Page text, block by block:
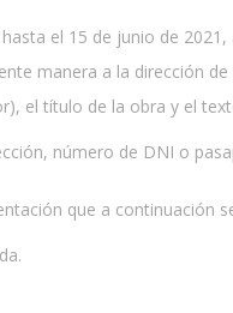
el 15 de junio de 2021,
manera a la dirección
el título de la obra y el
número de DNI o
que a continuación